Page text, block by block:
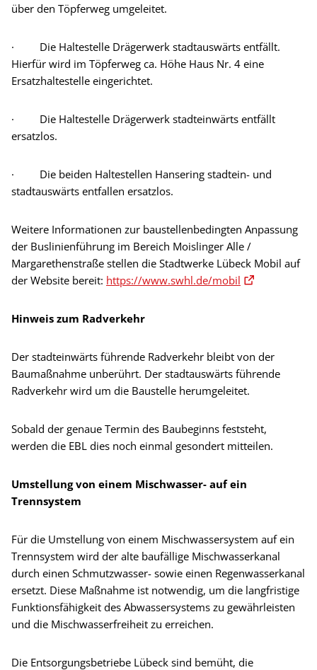
über den Töpferweg umgeleitet.
· Die Haltestelle Drägerwerk stadtauswärts entfällt.
Hierfür wird im Töpferweg ca. Höhe Haus Nr. 4 eine
Ersatzhaltestelle eingerichtet.
· Die Haltestelle Drägerwerk stadteinwärts entfällt
ersatzlos.
· Die beiden Haltestellen Hansering stadtein- und
stadtauswärts entfallen ersatzlos.
Weitere Informationen zur baustellenbedingten Anpassung
der Buslinienführung im Bereich Moislinger Alle /
Margarethenstraße stellen die Stadtwerke Lübeck Mobil auf
der Website bereit: https://www.swhl.de/mobil
Hinweis zum Radverkehr
Der stadteinwärts führende Radverkehr bleibt von der
Baumaßnahme unberührt. Der stadtauswärts führende
Radverkehr wird um die Baustelle herumgeleitet.
Sobald der genaue Termin des Baubeginns feststeht,
werden die EBL dies noch einmal gesondert mitteilen.
Umstellung von einem Mischwasser- auf ein
Trennsystem
Für die Umstellung von einem Mischwassersystem auf ein
Trennsystem wird der alte baufällige Mischwasserkanal
durch einen Schmutzwasser- sowie einen Regenwasserkanal
ersetzt. Diese Maßnahme ist notwendig, um die langfristige
Funktionsfähigkeit des Abwassersystems zu gewährleisten
und die Mischwasserfreiheit zu erreichen.
Die Entsorgungsbetriebe Lübeck sind bemüht, die